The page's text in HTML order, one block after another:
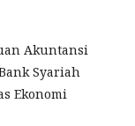
Akuntansi
Syariah
Ekonomi